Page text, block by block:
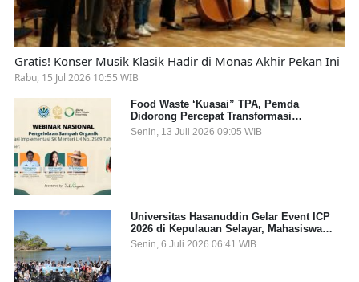
Gratis! Konser Musik Klasik Hadir di Monas Akhir Pekan Ini
Rabu, 15 Jul 2026 10:55 WIB
Food Waste ‘Kuasai” TPA, Pemda
Didorong Percepat Transformasi
Pengelolaan Sampah Organik dari Sumber
Senin, 13 Juli 2026 09:05 WIB
Universitas Hasanuddin Gelar Event ICP
2026 di Kepulauan Selayar, Mahasiswa
dari 27 Negara Jadi Partisipan
Senin, 6 Juli 2026 06:41 WIB